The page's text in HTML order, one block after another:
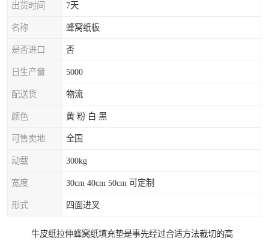
出货时间 7天
名称 蜂窝纸板
是否进口 否
日生产量 5000
配送货 物流
颜色 黄 粉 白 黑
可售卖地 全国
动载 300kg
宽度 30cm 40cm 50cm 可定制
形式 四面进叉
牛皮纸拉伸蜂窝纸填充垫是事先经过合适方法裁切的高